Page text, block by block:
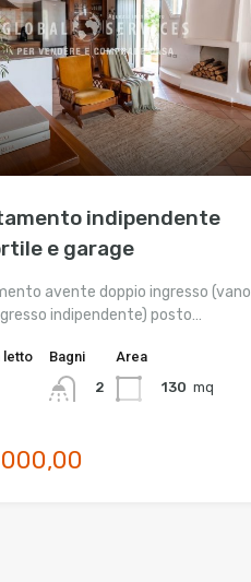
indipendente
e garage
avente doppio ingresso (vano
indipendente) posto…
letto
Bagni
2
Area
130 mq